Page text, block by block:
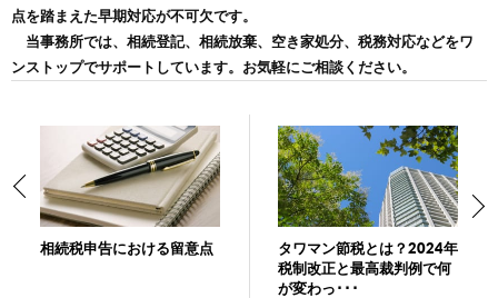
点を踏まえた早期対応が不可欠です。
当事務所では、相続登記、相続放棄、空き家処分、税務対応などをワ
ンストップでサポートしています。お気軽にご相談ください。
相続税申告における留意点
タワマン節税とは？2024年
税制改正と最高裁判例で何
が変わっ･･･